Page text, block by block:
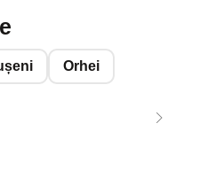
Orhei